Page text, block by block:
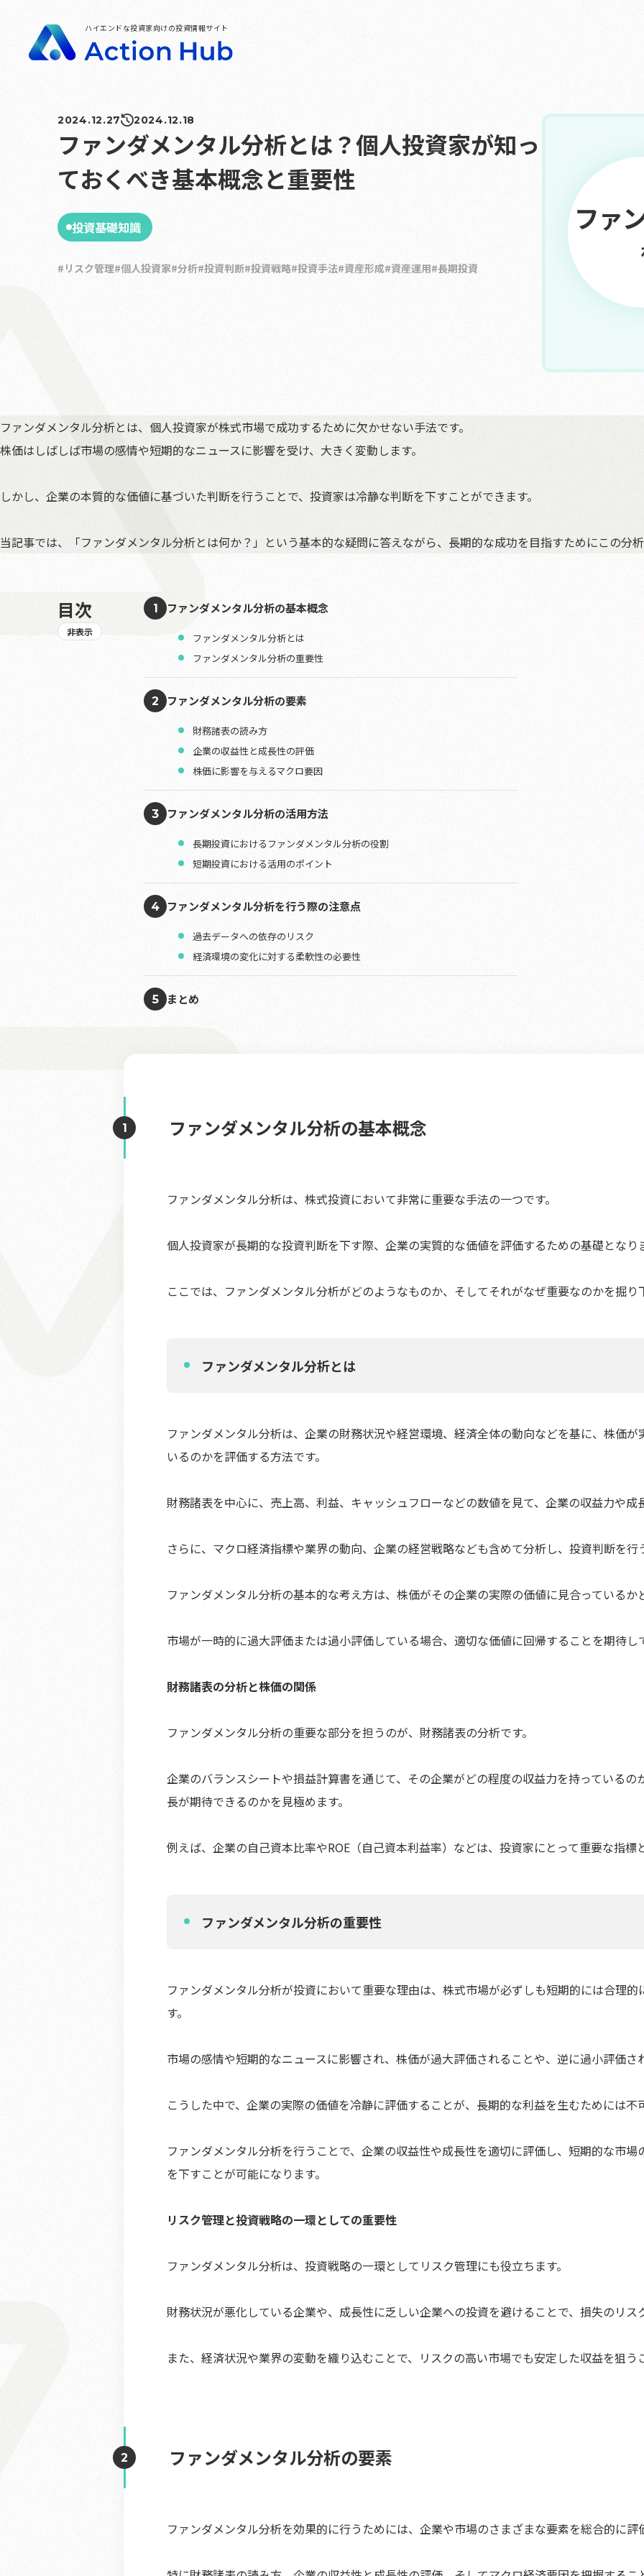
ハイエンドな投資家向けの投資情報サイト
2024.12.27 2024.12.18
ファンダメンタル分析とは？個人投資家が知っ
ておくべき基本概念と重要性
投資基礎知識
リスク管理 個人投資家 分析 投資判断 投資戦略 投資手法 資産形成 資産運用 長期投資
ファンダメンタル分析とは、個人投資家が株式市場で成功するために欠かせない手法です。
株価はしばしば市場の感情や短期的なニュースに影響を受け、大きく変動します。
しかし、企業の本質的な価値に基づいた判断を行うことで、投資家は冷静な判断を下すことができます。
当記事では、「ファンダメンタル分析とは何か？」という基本的な疑問に答えながら、長期的な成功を目指すためにこの分
目次
非表示
1 ファンダメンタル分析の基本概念
ファンダメンタル分析とは
ファンダメンタル分析の重要性
2 ファンダメンタル分析の要素
財務諸表の読み方
企業の収益性と成長性の評価
株価に影響を与えるマクロ要因
3 ファンダメンタル分析の活用方法
長期投資におけるファンダメンタル分析の役割
短期投資における活用のポイント
4 ファンダメンタル分析を行う際の注意点
過去データへの依存のリスク
経済環境の変化に対する柔軟性の必要性
5 まとめ
ファンダメンタル分析の基本概念
ファンダメンタル分析は、株式投資において非常に重要な手法の一つです。
個人投資家が長期的な投資判断を下す際、企業の実質的な価値を評価するための基礎となり
ここでは、ファンダメンタル分析がどのようなものか、そしてそれがなぜ重要なのかを掘り
ファンダメンタル分析とは
ファンダメンタル分析は、企業の財務状況や経営環境、経済全体の動向などを基に、株価
いるのかを評価する方法です。
財務諸表を中心に、売上高、利益、キャッシュフローなどの数値を見て、企業の収益力や成
さらに、マクロ経済指標や業界の動向、企業の経営戦略なども含めて分析し、投資判断を行
ファンダメンタル分析の基本的な考え方は、株価がその企業の実際の価値に見合っているか
市場が一時的に過大評価または過小評価している場合、適切な価値に回帰することを期待し
財務諸表の分析と株価の関係
ファンダメンタル分析の重要な部分を担うのが、財務諸表の分析です。
企業のバランスシートや損益計算書を通じて、その企業がどの程度の収益力を持っているの
長が期待できるのかを見極めます。
例えば、企業の自己資本比率やROE（自己資本利益率）などは、投資家にとって重要な指標
ファンダメンタル分析の重要性
ファンダメンタル分析が投資において重要な理由は、株式市場が必ずしも短期的には合理
す。
市場の感情や短期的なニュースに影響され、株価が過大評価されることや、逆に過小評価さ
こうした中で、企業の実際の価値を冷静に評価することが、長期的な利益を生むためには不
ファンダメンタル分析を行うことで、企業の収益性や成長性を適切に評価し、短期的な市
を下すことが可能になります。
リスク管理と投資戦略の一環としての重要性
ファンダメンタル分析は、投資戦略の一環としてリスク管理にも役立ちます。
財務状況が悪化している企業や、成長性に乏しい企業への投資を避けることで、損失のリス
また、経済状況や業界の変動を織り込むことで、リスクの高い市場でも安定した収益を狙う
ファンダメンタル分析の要素
ファンダメンタル分析を効果的に行うためには、企業や市場のさまざまな要素を総合的に評